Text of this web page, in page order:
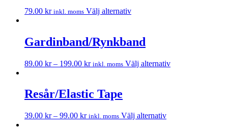
79.00 kr inkl. moms Välj alternativ
Gardinband/Rynkband
89.00 kr– 199.00 kr inkl. moms Välj alternativ
Resår/Elastic Tape
39.00 kr– 99.00 kr inkl. moms Välj alternativ